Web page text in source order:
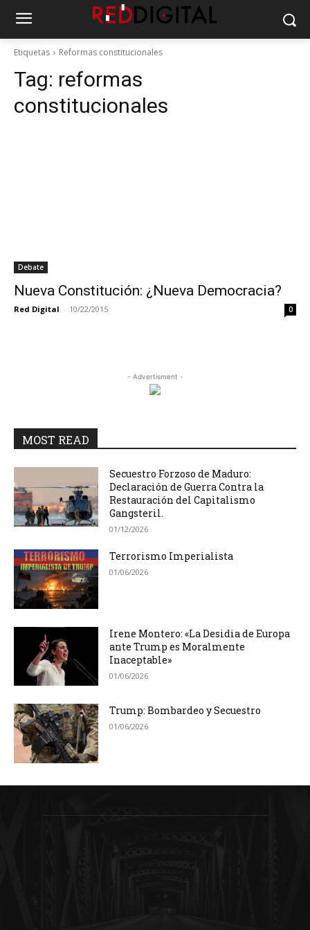
Etiquetas Reformas constitucionales
Tag: reformas
constitucionales
Debate
Nueva Constitución: ¿Nueva Democracia?
Red Digital - 10/22/2015 0
- Advertisment -
MOST READ
Secuestro Forzoso de Maduro:
Declaración de Guerra Contra la
Restauración del Capitalismo
Gangsteril.
01/12/2026
Terrorismo Imperialista
01/06/2026
Irene Montero: «La Desidia de Europa
ante Trump es Moralmente
Inaceptable»
01/06/2026
Trump: Bombardeo y Secuestro
01/06/2026